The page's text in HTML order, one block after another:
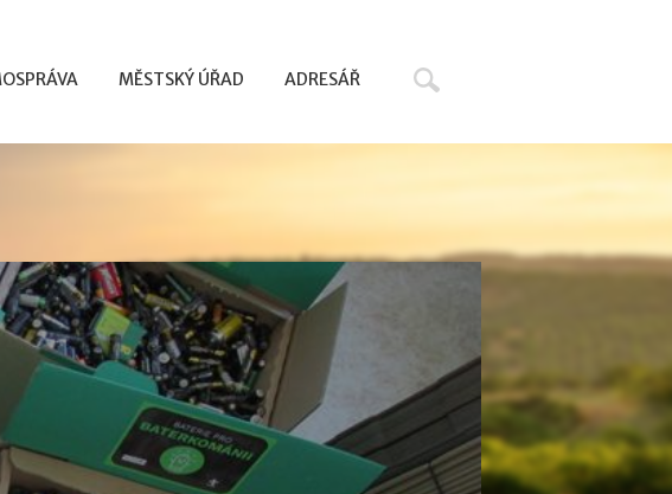
MĚSTSKÝ ÚŘAD ADRESÁŘ